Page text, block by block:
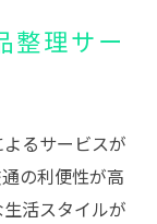
整理サー
るサービスが
の利便性が高
活スタイルが